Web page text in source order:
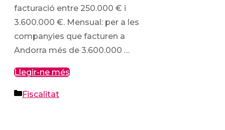
facturació entre 250.000 € i
3.600.000 €. Mensual: per a les
companyies que facturen a
Andorra més de 3.600.000 …
Llegir-ne més
Categories
Fiscalitat